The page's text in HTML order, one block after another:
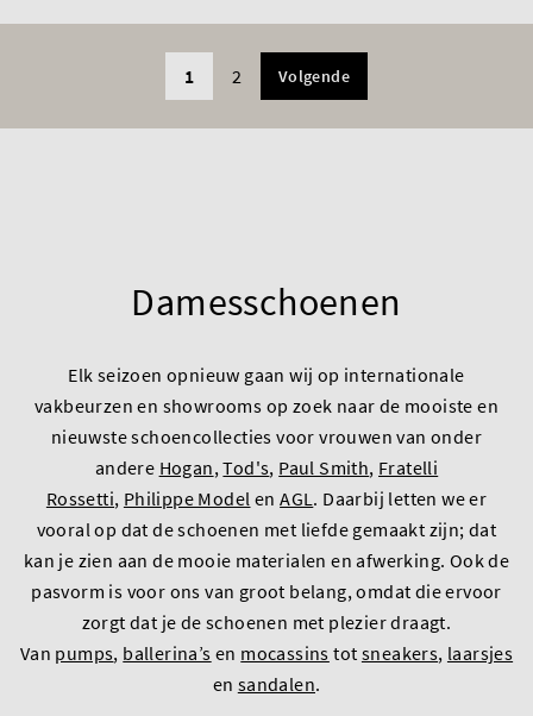
1 2 Volgende
Damesschoenen
Elk seizoen opnieuw gaan wij op internationale
vakbeurzen en showrooms op zoek naar de mooiste en
nieuwste schoencollecties voor vrouwen van onder
andere Hogan,Tod's, Paul Smith, Fratelli
Rossetti, Philippe Model enAGL. Daarbij letten we er
vooral op dat de schoenen met liefde gemaakt zijn; dat
kan je zien aan de mooie materialen en afwerking. Ook de
pasvorm is voor ons van groot belang, omdat die ervoor
zorgt dat je de schoenen met plezier draagt.
Van pumps, ballerina’s en mocassins tot sneakers, laarsjes
en sandalen.